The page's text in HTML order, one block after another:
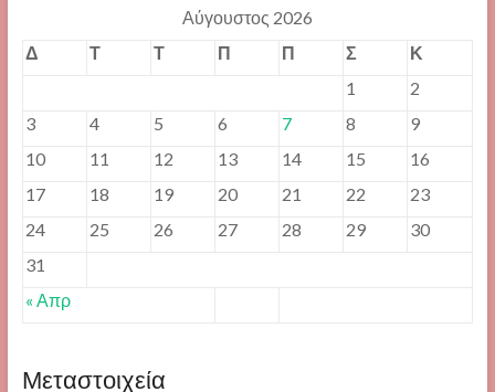
Αύγουστος 2026
Δ
Τ Τ Π Π Σ Κ
« Απρ
1
2
3
4 5 6 7 8
9
10
11 12 13 14 15
16
17
18 19 20 21 22
23
24
25 26 27 28 29
30
31
Μεταστοιχεία